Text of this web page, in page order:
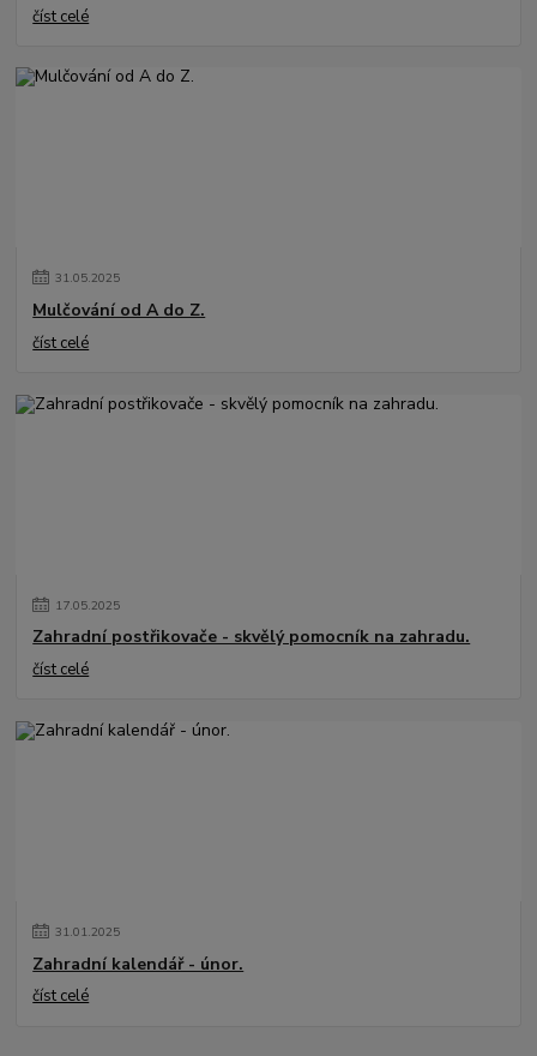
číst celé
31.05.2025
Mulčování od A do Z.
číst celé
17.05.2025
Zahradní postřikovače - skvělý pomocník na zahradu.
číst celé
31.01.2025
Zahradní kalendář - únor.
číst celé